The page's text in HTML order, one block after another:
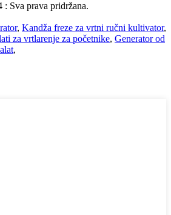
Sva prava pridržana.
, Kandža freze za vrtni ručni kultivator,
za vrtlarenje za početnike, Generator od
,